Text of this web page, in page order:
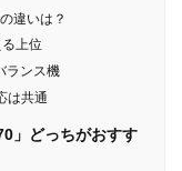
違いは？
上位
ランス機
は共通
」どっちがおすす